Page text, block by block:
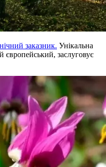
заказник. Унікальна
європейський, заслуговує